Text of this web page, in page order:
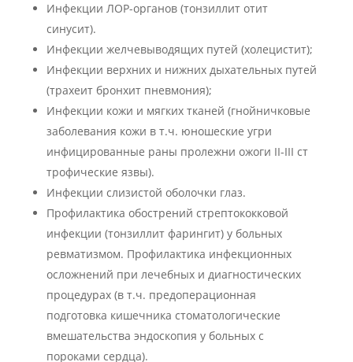
Инфекции ЛОР-органов (тонзиллит отит
синусит).
Инфекции желчевыводящих путей (холецистит);
Инфекции верхних и нижних дыхательных путей
(трахеит бронхит пневмония);
Инфекции кожи и мягких тканей (гнойничковые
заболевания кожи в т.ч. юношеские угри
инфицированные раны пролежни ожоги II-III ст
трофические язвы).
Инфекции слизистой оболочки глаз.
Профилактика обострений стрептококковой
инфекции (тонзиллит фарингит) у больных
ревматизмом. Профилактика инфекционных
осложнений при лечебных и диагностических
процедурах (в т.ч. предоперационная
подготовка кишечника стоматологические
вмешательства эндоскопия у больных с
пороками сердца).